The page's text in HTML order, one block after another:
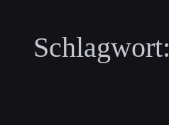
Schlagwort: